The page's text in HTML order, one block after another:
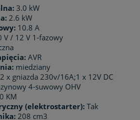
3.0 kW
2.6 kW
10.8 A
V / 12 V 1-fazowy
AVR
miedziany
2 x gniazda 230v/16A;1 x 12V DC
4-suwowy OHV
KM
(elektrostarter): Tak
208 cm3